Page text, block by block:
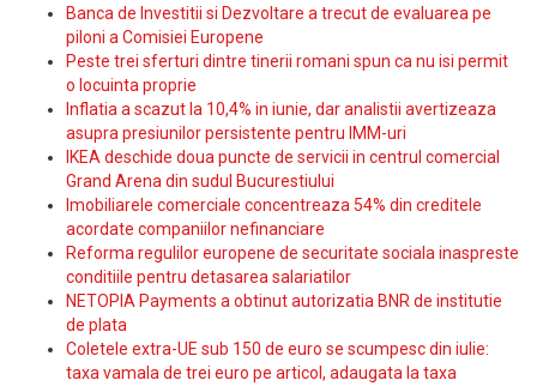
Banca de Investitii si Dezvoltare a trecut de evaluarea pe
piloni a Comisiei Europene
Peste trei sferturi dintre tinerii romani spun ca nu isi permit
o locuinta proprie
Inflatia a scazut la 10,4% in iunie, dar analistii avertizeaza
asupra presiunilor persistente pentru IMM-uri
IKEA deschide doua puncte de servicii in centrul comercial
Grand Arena din sudul Bucurestiului
Imobiliarele comerciale concentreaza 54% din creditele
acordate companiilor nefinanciare
Reforma regulilor europene de securitate sociala inaspreste
conditiile pentru detasarea salariatilor
NETOPIA Payments a obtinut autorizatia BNR de institutie
de plata
Coletele extra-UE sub 150 de euro se scumpesc din iulie:
taxa vamala de trei euro pe articol, adaugata la taxa